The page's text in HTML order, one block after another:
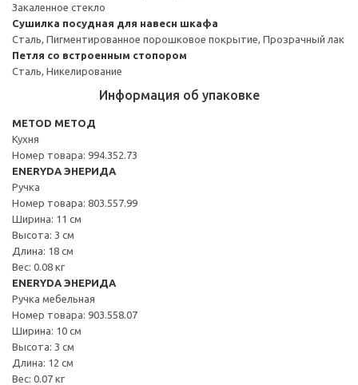
Закаленное стекло
Сушилка посудная для навесн шкафа
Сталь, Пигментированное порошковое покрытие, Прозрачный лак
Петля со встроенным стопором
Сталь, Никелирование
Информация об упаковке
METOD МЕТОД
Кухня
Номер товара: 994.352.73
ENERYDA ЭНЕРИДА
Ручка
Номер товара: 803.557.99
Ширина: 11 см
Высота: 3 см
Длина: 18 см
Вес: 0.08 кг
ENERYDA ЭНЕРИДА
Ручка мебельная
Номер товара: 903.558.07
Ширина: 10 см
Высота: 3 см
Длина: 12 см
Вес: 0.07 кг